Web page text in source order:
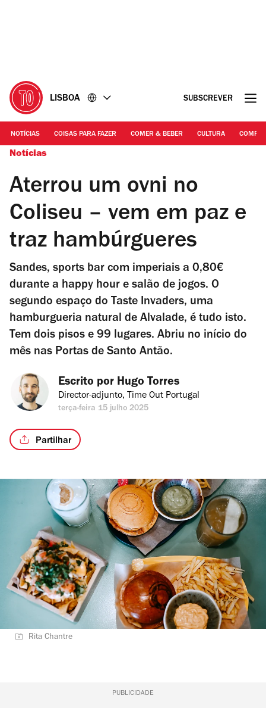
LISBOA SUBSCREVER
NOTÍCIAS COISAS PARA FAZER COMER & BEBER CULTURA
Notícias
Aterrou um ovni no
Coliseu – vem em paz e
traz hambúrgueres
Sandes, sports bar com imperiais a 0,80€
durante a happy hour e salão de jogos. O
segundo espaço do Taste Invaders, uma
hamburgueria natural de Alvalade, é tudo isto.
Tem dois pisos e 99 lugares. Abriu no início do
mês nas Portas de Santo Antão.
Escrito por Hugo Torres
Director-adjunto, Time Out Portugal
terça-feira 15 julho 2025
Partilhar
Rita Chantre
PUBLICIDADE